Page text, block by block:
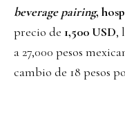
beverage pairing,
precio de 1,500 USD,
a 27,000 pesos
cambio de 18 pesos